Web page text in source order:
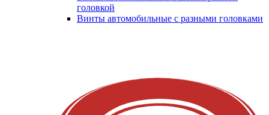
головкой
Винты автомобильные с разными головками